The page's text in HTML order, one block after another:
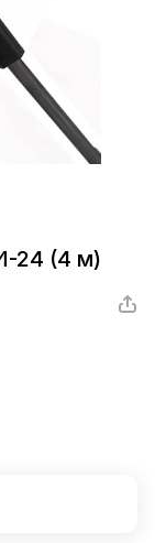
24 (4 м)